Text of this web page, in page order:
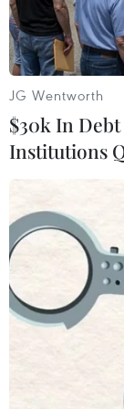
Container
Quảng Đông,
Chỉ số
công bố lần
ASEAN lần
JG Wentworth
$30k In
Institutions